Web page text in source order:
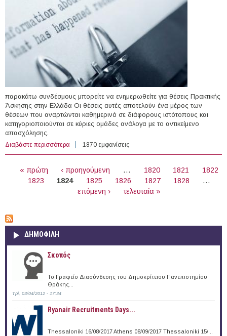
παρακάτω συνδέσμους μπορείτε να ενημερωθείτε για θέσεις Πρακτικής
Άσκησης στην Ελλάδα Οι θέσεις αυτές αποτελούν ένα μέρος των
θέσεων που αναρτώνται καθημερινά σε διάφορους ιστότοπους και
κατηγοριοποιούνται σε κύριες ομάδες ανάλογα με το αντικείμενο
απασχόλησης.
Διαβάστε περισσότερα για 14 θέσεις Πρακτικής Άσκησης στην Ελλάδα
(04/04/2016)
1870 εμφανίσεις
« πρώτη ‹ προηγούμενη … 1820 1821
1822
1823
1824 1825 1826 1827 1828
…
επόμενη ›
τελευταία »
ΔΗΜΟΦΙΛΗ
Σκοπός
Το Γραφείο Διασύνδεσης του Δημοκρίτειου Πανεπιστημίου
Θράκης...
Τρί, 03/04/2012 - 17:34
Ryanair Recruitments Days...
Thessaloniki 16/08/2017 Athens 08/09/2017 Thessaloniki 15/...